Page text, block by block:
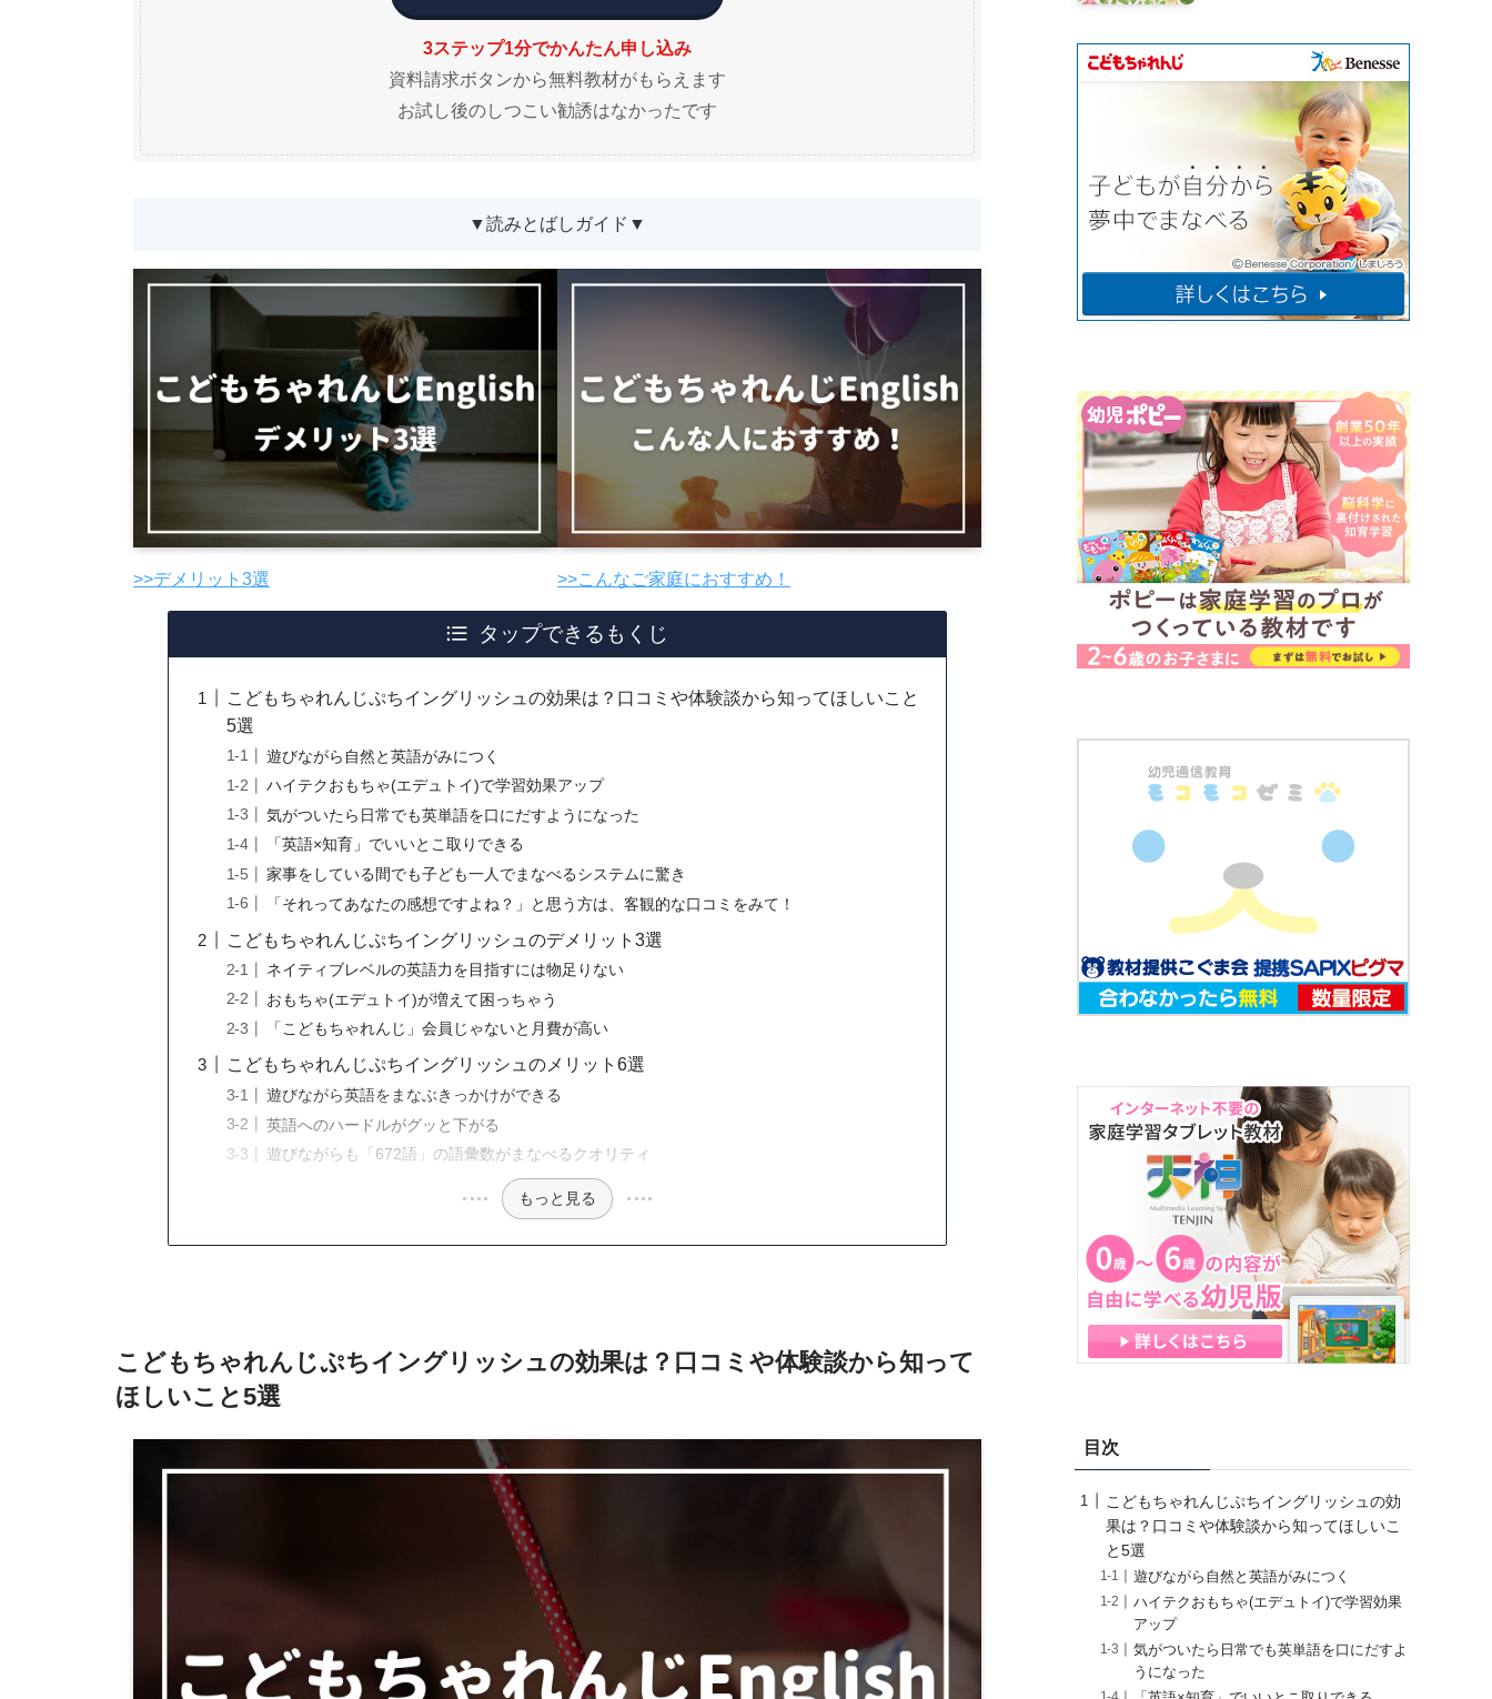
3ステップ1分でかんたん申し込み
資料請求ボタンから無料教材がもらえます
お試し後のしつこい勧誘はなかったです
▼読みとばしガイド▼
>>デメリット3選 >>こんなご家庭におすすめ！
タップできるもくじ
こどもちゃれんじぷちイングリッシュの効果は？口コミや体験談から知ってほしいこと
5選
遊びながら自然と英語がみにつく
ハイテクおもちゃ(エデュトイ)で学習効果アップ
気がついたら日常でも英単語を口にだすようになった
「英語×知育」でいいとこ取りできる
家事をしている間でも子ども一人でまなべるシステムに驚き
「それってあなたの感想ですよね？」と思う方は、客観的な口コミをみて！
こどもちゃれんじぷちイングリッシュのデメリット3選
ネイティブレベルの英語力を目指すには物足りない
おもちゃ(エデュトイ)が増えて困っちゃう
「こどもちゃれんじ」会員じゃないと月費が高い
こどもちゃれんじぷちイングリッシュのメリット6選
遊びながら英語をまなぶきっかけができる
英語へのハードルがグッと下がる
遊びながらも「672語」の語彙数がまなべるクオリティ
もっと見る
こどもちゃれんじぷちイングリッシュの効果は？口コミや体験談から知って
ほしいこと5選
目次
こどもちゃれんじぷちイングリッシュの効
果は？口コミや体験談から知ってほしいこ
と5選
遊びながら自然と英語がみにつく
ハイテクおもちゃ(エデュトイ)で学習効果
アップ
気がついたら日常でも英単語を口にだすよ
うになった